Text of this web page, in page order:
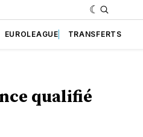
EUROLEAGUE TRANSFERTS
qualifié